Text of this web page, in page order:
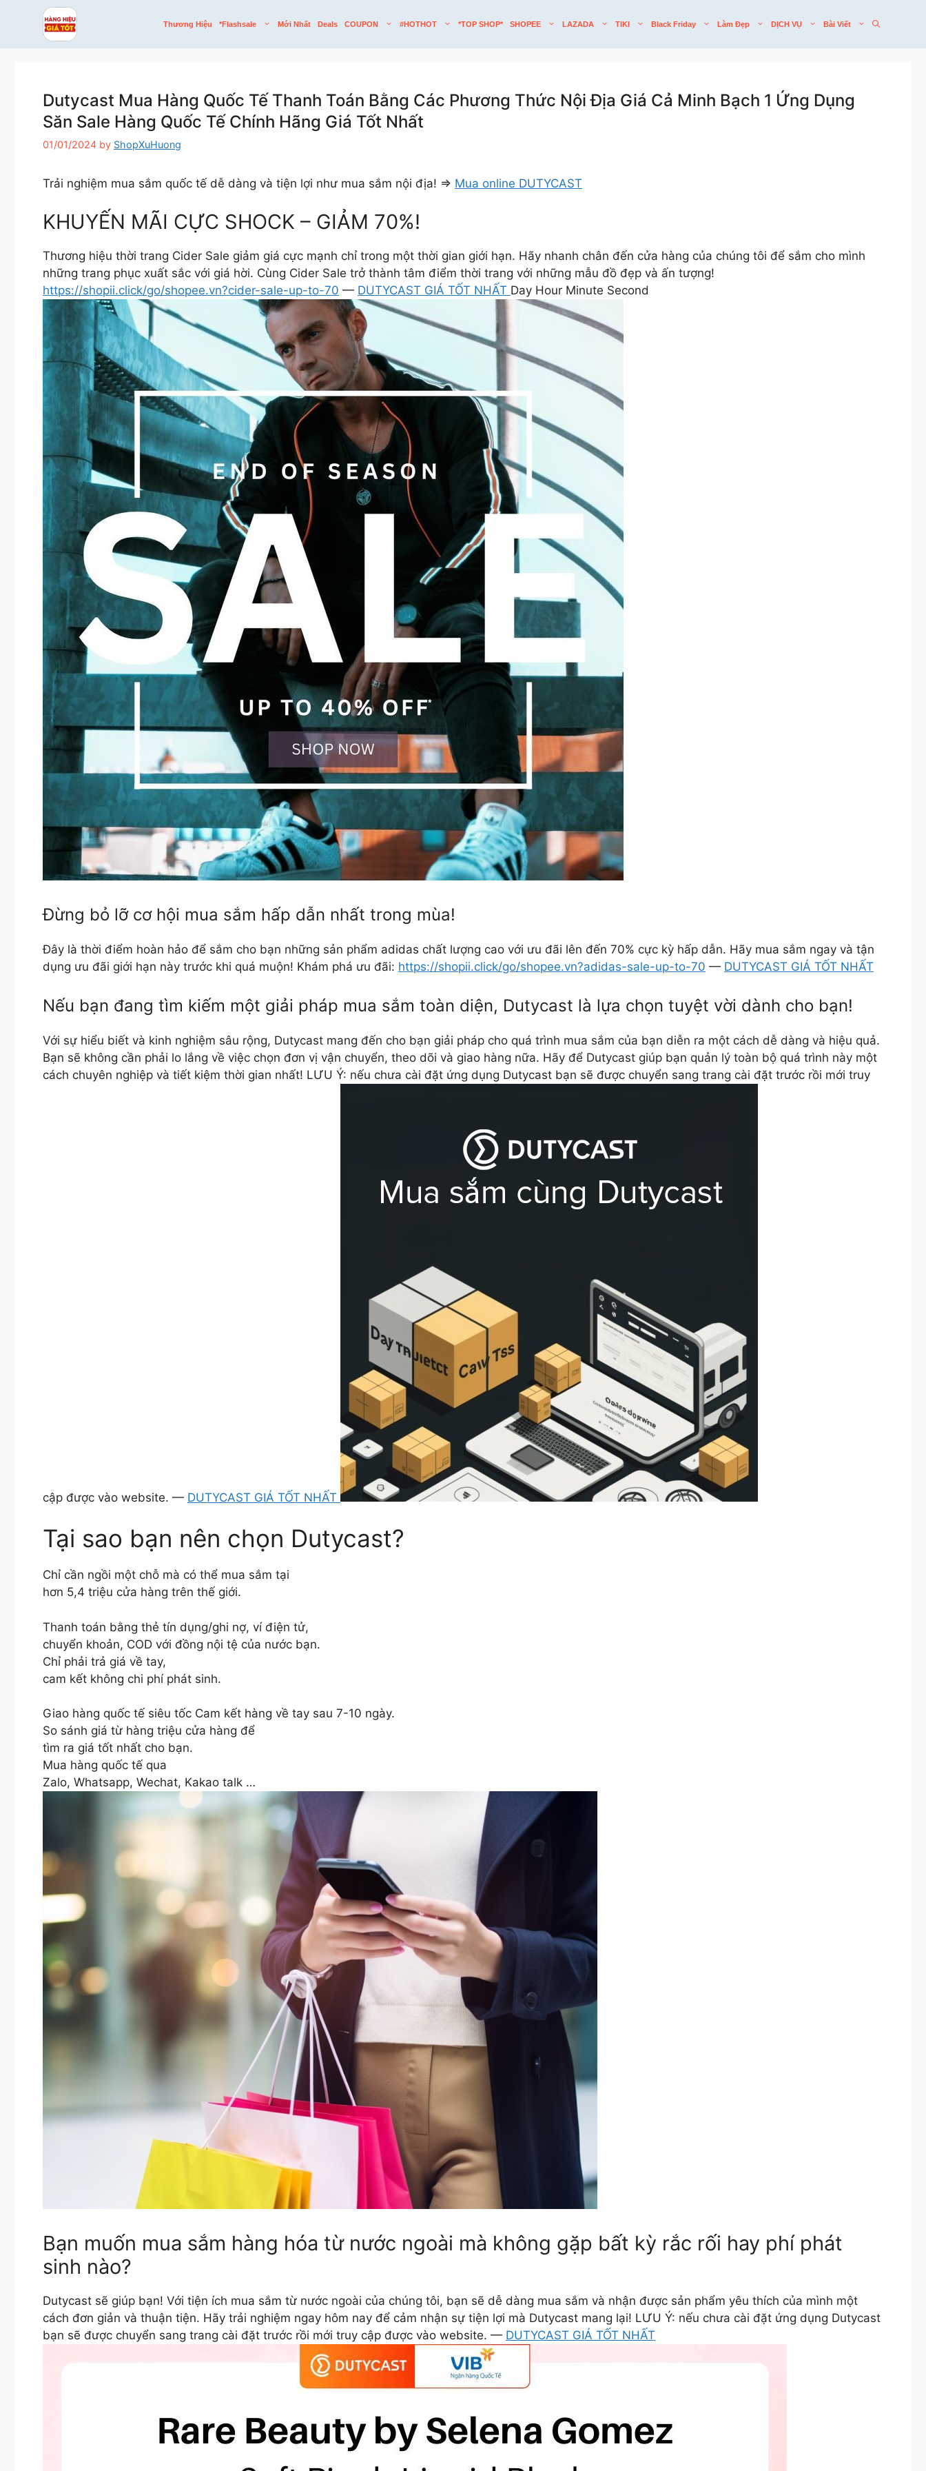
Thương Hiệu *flashsale Mới Nhất Deals COUPON #HOTHOT *TOP SHOP* SHOPEE LAZADA TIKI Black Friday Làm Đẹp DỊCH VỤ Bài Viết
Dutycast Mua Hàng Quốc Tế Thanh Toán Bằng Các Phương Thức Nội Địa Giá Cả Minh Bạch 1 Ứng Dụng
Săn Sale Hàng Quốc Tế Chính Hãng Giá Tốt Nhất
01/01/2024 by ShopXuHuong
Trải nghiệm mua sắm quốc tế dễ dàng và tiện lợi như mua sắm nội địa! => Mua online DUTYCAST
KHUYẾN MÃI CỰC SHOCK – GIẢM 70%!
Thương hiệu thời trang Cider Sale giảm giá cực mạnh chỉ trong một thời gian giới hạn. Hãy nhanh chân đến cửa hàng của chúng tôi để sắm cho mình
những trang phục xuất sắc với giá hời. Cùng Cider Sale trở thành tâm điểm thời trang với những mẫu đồ đẹp và ấn tượng!
https://shopii.click/go/shopee.vn?cider-sale-up-to-70 — DUTYCAST GIÁ TỐT NHẤT Day Hour Minute Second
Đừng bỏ lỡ cơ hội mua sắm hấp dẫn nhất trong mùa!
Đây là thời điểm hoàn hảo để sắm cho bạn những sản phẩm adidas chất lượng cao với ưu đãi lên đến 70% cực kỳ hấp dẫn. Hãy mua sắm ngay và tận
dụng ưu đãi giới hạn này trước khi quá muộn! Khám phá ưu đãi: https://shopii.click/go/shopee.vn?adidas-sale-up-to-70 — DUTYCAST GIÁ TỐT NHẤT
Nếu bạn đang tìm kiếm một giải pháp mua sắm toàn diện, Dutycast là lựa chọn tuyệt vời dành cho bạn!
Với sự hiểu biết và kinh nghiệm sâu rộng, Dutycast mang đến cho bạn giải pháp cho quá trình mua sắm của bạn diễn ra một cách dễ dàng và hiệu quả.
Bạn sẽ không cần phải lo lắng về việc chọn đơn vị vận chuyển, theo dõi và giao hàng nữa. Hãy để Dutycast giúp bạn quản lý toàn bộ quá trình này một
cách chuyên nghiệp và tiết kiệm thời gian nhất! LƯU Ý: nếu chưa cài đặt ứng dụng Dutycast bạn sẽ được chuyển sang trang cài đặt trước rồi mới truy
cập được vào website. — DUTYCAST GIÁ TỐT NHẤT
Tại sao bạn nên chọn Dutycast?
Chỉ cần ngồi một chỗ mà có thể mua sắm tại
hơn 5,4 triệu cửa hàng trên thế giới.
Thanh toán bằng thẻ tín dụng/ghi nợ, ví điện tử,
chuyển khoản, COD với đồng nội tệ của nước bạn.
Chỉ phải trả giá về tay,
cam kết không chi phí phát sinh.
Giao hàng quốc tế siêu tốc Cam kết hàng về tay sau 7-10 ngày.
So sánh giá từ hàng triệu cửa hàng để
tìm ra giá tốt nhất cho bạn.
Mua hàng quốc tế qua
Zalo, Whatsapp, Wechat, Kakao talk …
Bạn muốn mua sắm hàng hóa từ nước ngoài mà không gặp bất kỳ rắc rối hay phí phát
sinh nào?
Dutycast sẽ giúp bạn! Với tiện ích mua sắm từ nước ngoài của chúng tôi, bạn sẽ dễ dàng mua sắm và nhận được sản phẩm yêu thích của mình một
cách đơn giản và thuận tiện. Hãy trải nghiệm ngay hôm nay để cảm nhận sự tiện lợi mà Dutycast mang lại! LƯU Ý: nếu chưa cài đặt ứng dụng Dutycast
bạn sẽ được chuyển sang trang cài đặt trước rồi mới truy cập được vào website. — DUTYCAST GIÁ TỐT NHẤT